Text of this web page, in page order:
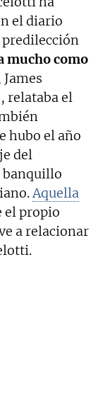
el diario
mucho como
relataba el
hubo el año
del
banquillo
Aquella
el propio
a relacionar